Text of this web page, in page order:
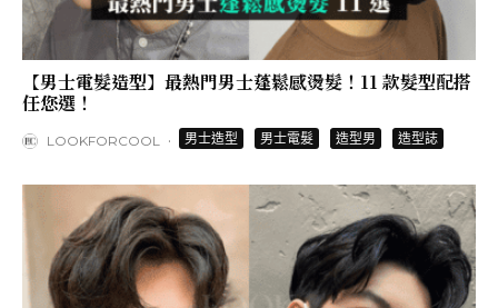
【男士電髮造型】最熱門男士蓬鬆感燙髮！11 款髮型配搭
任您選！
LOOKFORCOOL · 男士造型 男士電髮 造型男 造型誌